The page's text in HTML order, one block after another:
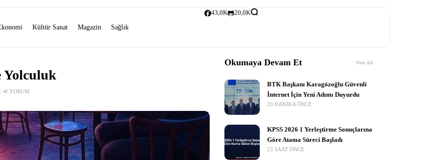
Kültür Sanat Magazin Sağlık
43,0K 20,0K
Yolculuk
0 YORUM
Okumaya Devam Et View All
BTK Başkanı Karagözoğlu Güvenli
İnternet İçin Yeni Adımı Duyurdu
20 DAKIKA ÖNCE
KPSS 2026 1 Yerleştirme Sonuçlarına
Göre Atama Süreci Başladı
23 SAAT ÖNCE